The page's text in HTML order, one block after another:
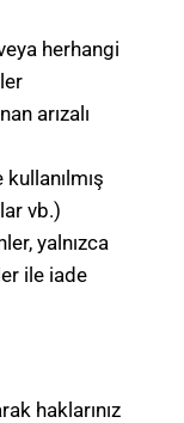
herhangi
arızalı
vb.)
yalnızca
ile iade
haklarınız